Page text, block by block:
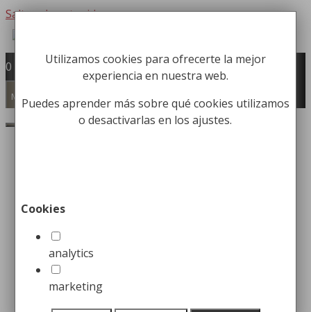
Saltar al contenido
Fabricación y comercialización de
equipamiento para la higiene industrial
Búsqueda de productos
0
Menú
Carro de lavandería MAXI
250L
Utilizamos cookies para ofrecerte la mejor
experiencia en nuestra web.
Puedes aprender más sobre qué cookies utilizamos
o desactivarlas en los ajustes.
Cookies
analytics
marketing